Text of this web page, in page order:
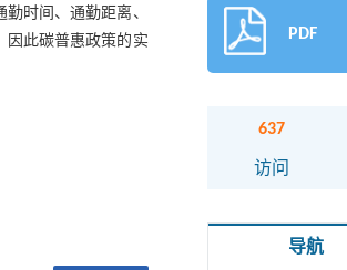
时间、通勤距离、
因此碳普惠政策的实
PDF
637
访问
导航